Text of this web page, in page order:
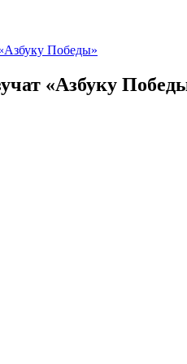
Победы»
«Азбуку